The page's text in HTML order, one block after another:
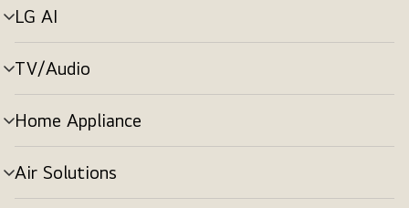
LG AI
tombol
menu
TV/Audio
tombol
menu
Home Appliance
tombol
menu
Air Solutions
tombol
menu